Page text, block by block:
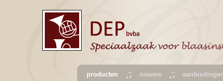
producten nieuws